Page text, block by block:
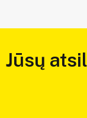
Jūsų